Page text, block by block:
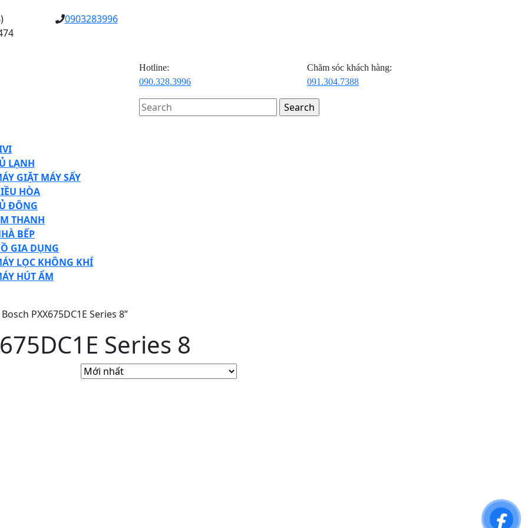
0903283996
Hotline:
090.328.3996
Chăm sóc khách hàng:
091.304.7388
Search
for:
LẠNH
GIẶT MÁY SẤY
HÒA
ĐÔNG
THANH
BẾP
GIA DỤNG
LỌC KHÔNG KHÍ
HÚT ẨM
PXX675DC1E Series 8”
Series 8